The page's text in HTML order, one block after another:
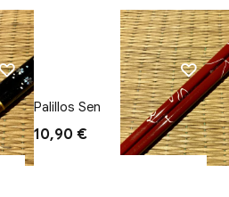
Palillos Sen
10,90 €